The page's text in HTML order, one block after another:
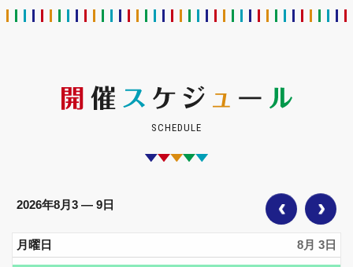
SCHEDULE
2026年8月3 — 9日
月曜日 8月 3